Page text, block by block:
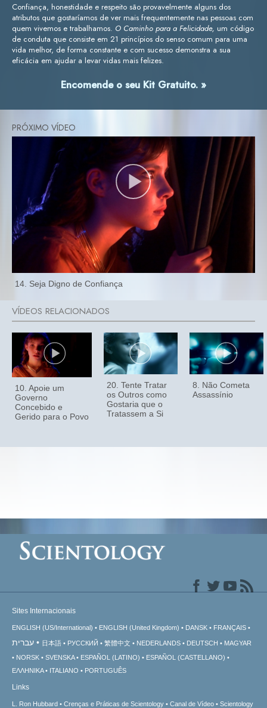
Confiança, honestidade e respeito são provavelmente alguns dos
atributos que gostaríamos de ver mais frequentemente nas pessoas com
quem vivemos e trabalhamos. O Caminho para a Felicidade, um código
de conduta que consiste em 21 princípios do senso comum para uma
vida melhor, de forma constante e com sucesso demonstra a sua
eficácia em ajudar a levar vidas mais felizes.
Encomende o seu Kit Gratuito. »
14. Seja Digno de Confiança
10. Apoie um
Governo
Concebido e
Gerido para o Povo
20. Tente Tratar
os Outros como
Gostaria que o
Tratassem a Si
8. Não Cometa
Assassínio
Sites Internacionais
ENGLISH (US/International) ENGLISH (United Kingdom) DANSK FRANÇAIS
עברית 日本語 РУССКИЙ 繁體中文 NEDERLANDS DEUTSCH
MAGYAR
NORSK
SVENSKA ESPAÑOL (LATINO)
ESPAÑOL (CASTELLANO)
ΕΛΛΗΝΙΚA
ITALIANO PORTUGUÊS
Links
L. Ron Hubbard Crenças e Práticas de Scientology Canal de Vídeo Scientology